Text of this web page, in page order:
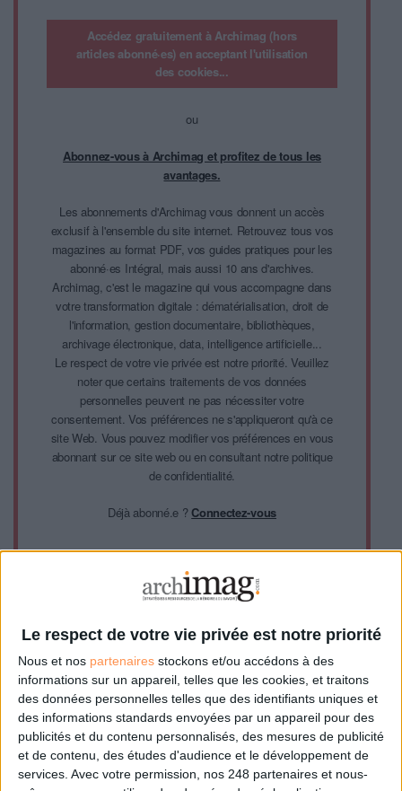
Le respect de votre vie privée est notre priorité
Nous et nos partenaires stockons et/ou accédons à des
informations sur un appareil, telles que les cookies, et traitons
des données personnelles telles que des identifiants uniques et
des informations standards envoyées par un appareil pour des
publicités et du contenu personnalisés, des mesures de publicité
et de contenu, des études d'audience et le développement de
services. Avec votre permission, nos 248 partenaires et nous-
Accédez gratuitement à Archimag (hors
articles abonné·es) en acceptant l'utilisation
des cookies...
ou
Abonnez-vous à Archimag et profitez de tous les
avantages.
Les abonnements d'Archimag vous donnent un accès
exclusif à l'ensemble du site internet. Retrouvez tous vos
magazines au format PDF, vos guides pratiques pour les
abonné·es Intégral, mais aussi 10 ans d'archives.
Archimag, c'est le magazine qui vous accompagne dans
votre transformation digitale : dématérialisation, droit de
l'information, gestion documentaire, bibliothèques,
archivage électronique, data, intelligence artificielle...
Le respect de votre vie privée est notre priorité. Veuillez
noter que certains traitements de vos données
personnelles peuvent ne pas nécessiter votre
consentement. Vos préférences ne s'appliqueront qu'à ce
site Web. Vous pouvez modifier vos préférences en vous
abonnant sur ce site web ou en consultant notre politique
de confidentialité.
Déjà abonné.e ?Connectez-vous
AG2R La Mondiale adopte Konverso, un chatbot pour désengorger son
service desk
Pourquoi existe-t-il si peu d'applications de bibliothèques ?
Cet article vous intéresse?